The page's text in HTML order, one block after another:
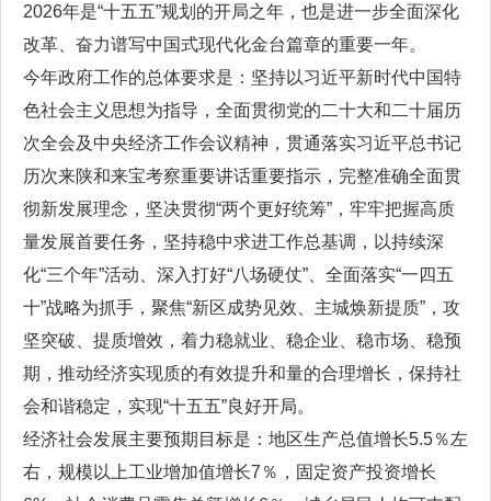
2026年是“十五五”规划的开局之年，也是进一步全面深化
改革、奋力谱写中国式现代化金台篇章的重要一年。
今年政府工作的总体要求是：坚持以习近平新时代中国特
色社会主义思想为指导，全面贯彻党的二十大和二十届历
次全会及中央经济工作会议精神，贯通落实习近平总书记
历次来陕和来宝考察重要讲话重要指示，完整准确全面贯
彻新发展理念，坚决贯彻“两个更好统筹”，牢牢把握高质
量发展首要任务，坚持稳中求进工作总基调，以持续深
化“三个年”活动、深入打好“八场硬仗”、全面落实“一四五
十”战略为抓手，聚焦“新区成势见效、主城焕新提质”，攻
坚突破、提质增效，着力稳就业、稳企业、稳市场、稳预
期，推动经济实现质的有效提升和量的合理增长，保持社
会和谐稳定，实现“十五五”良好开局。
经济社会发展主要预期目标是：地区生产总值增长5.5％左
右，规模以上工业增加值增长7％，固定资产投资增长